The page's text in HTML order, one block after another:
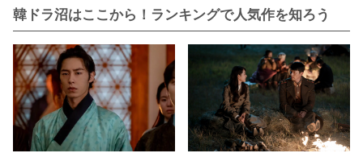
韓ドラ沼はここから！ランキングで人気作を知ろう